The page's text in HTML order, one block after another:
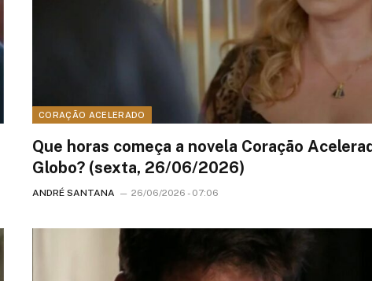
CORAÇÃO ACELERADO
Que horas começa a novela Coração
Globo? (sexta, 26/06/2026)
ANDRÉ SANTANA 26/06/2026 - 07:06